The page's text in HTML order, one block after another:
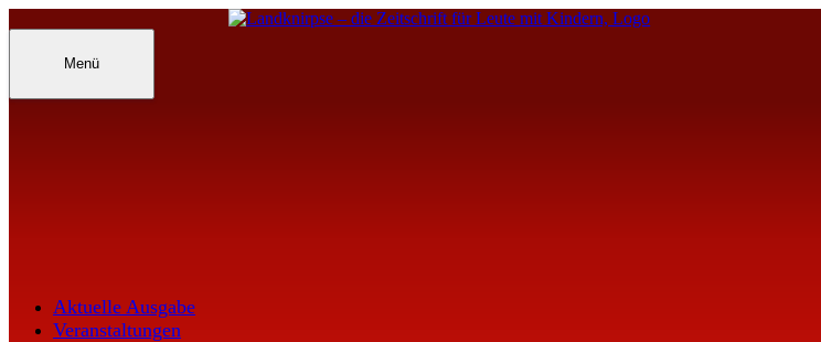
überspringen
Menü
Aktuelle Ausgabe
Veranstaltungen